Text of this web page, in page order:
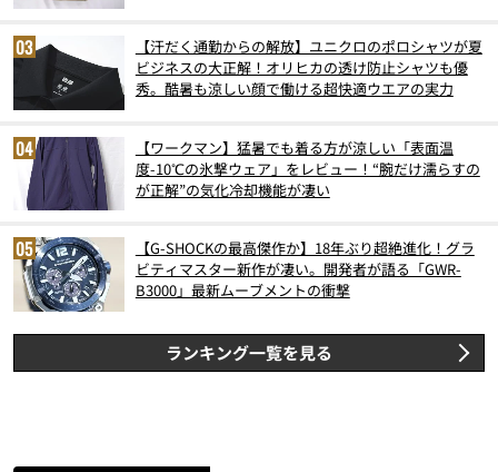
【汗だく通勤からの解放】ユニクロのポロシャツが夏
ビジネスの大正解！オリヒカの透け防止シャツも優
秀。酷暑も涼しい顔で働ける超快適ウエアの実力
【ワークマン】猛暑でも着る方が涼しい「表面温
度-10℃の氷撃ウェア」をレビュー！“腕だけ濡らすの
が正解”の気化冷却機能が凄い
【G-SHOCKの最高傑作か】18年ぶり超絶進化！グラ
ビティマスター新作が凄い。開発者が語る「GWR-
B3000」最新ムーブメントの衝撃
ランキング一覧を見る